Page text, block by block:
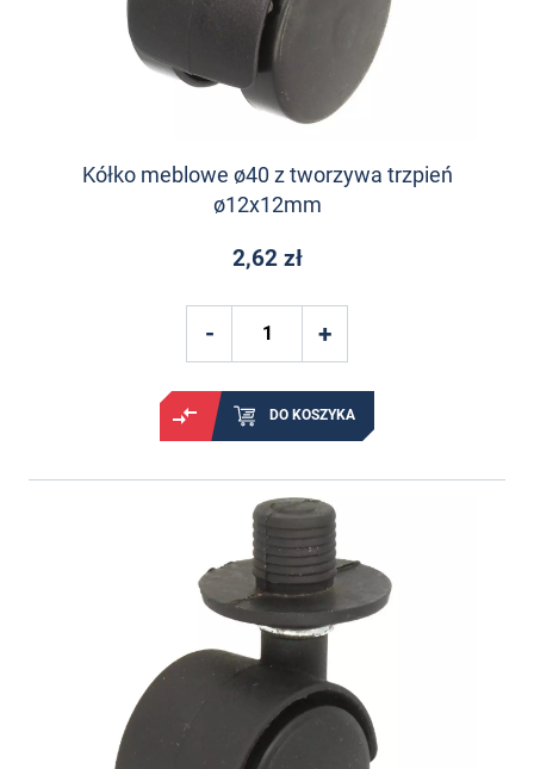
Kółko meblowe ø40 z tworzywa trzpień
ø12x12mm
2,62 zł
DO KOSZYKA